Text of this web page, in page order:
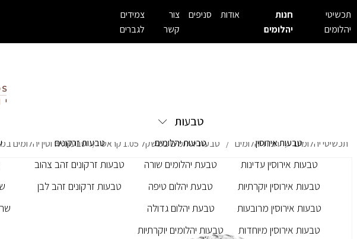
תכשיטי
יהלומים
חנות
יהלומים
אודות סניפים
צור
קשר
צמידים
לגברים
טבעות
טבעות אירוסין
טבעות אירוסין עדינות
טבעות אירוסין יוקרתיות
טבעות אירוסין מרובעות
טבעות אירוסין מיוחדות
טבעות יהלומים
טבעת יהלומים שורה
טבעת יהלום טיפה
טבעת יהלום גדולה
טבעות יהלומים יוקרתיות
טבעות זרקונים
טבעות זרקונים זהב צהוב
טבעות זרקונים זהב לבן
תכשיטי יהלומים / חנות יהלומים / טבעת יהלומים במשקל 1.05 קראט / טבעת אירוסין יהלומים במשקל